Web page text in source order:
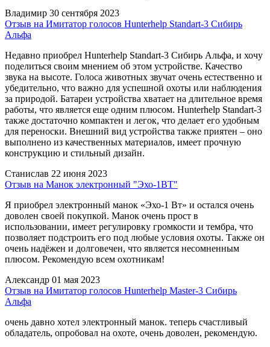
Владимир 30 сентября 2023
Отзыв на Имитатор голосов Hunterhelp Standart-3 Сибирь
Альфа
Недавно приобрел Hunterhelp Standart-3 Сибирь Альфа, и хочу
поделиться своим мнением об этом устройстве. Качество
звука на высоте. Голоса животных звучат очень естественно и
убедительно, что важно для успешной охоты или наблюдения
за природой. Батареи устройства хватает на длительное время
работы, что является еще одним плюсом. Hunterhelp Standart-3
также достаточно компактен и легок, что делает его удобным
для переноски. Внешний вид устройства также приятен – оно
выполнено из качественных материалов, имеет прочную
конструкцию и стильный дизайн.
Станислав 22 июня 2023
Отзыв на Манок электронный "Эхо-1ВТ"
Я приобрел электронный манок «Эхо-1 Вт» и остался очень
доволен своей покупкой. Манок очень прост в
использовании, имеет регулировку громкости и тембра, что
позволяет подстроить его под любые условия охоты. Также он
очень надёжен и долговечен, что является несомненным
плюсом. Рекомендую всем охотникам!
Александр 01 мая 2023
Отзыв на Имитатор голосов Hunterhelp Master-3 Сибирь
Альфа
очень давно хотел электронный манок. теперь счастливый
обладатель, опробовал на охоте, очень доволен, рекомендую.